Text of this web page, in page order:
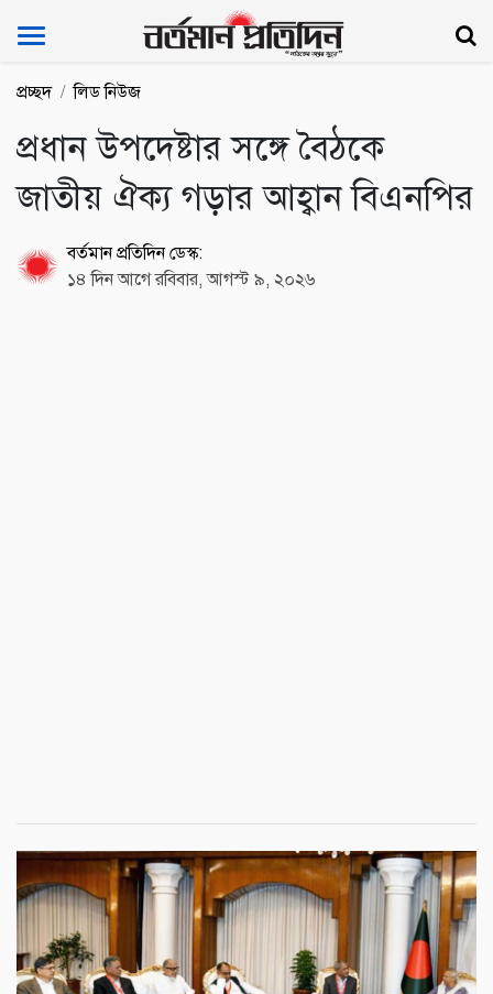
Bartoman Protidin
প্রচ্ছদ লিড নিউজ
প্রধান উপদেষ্টার সঙ্গে বৈঠকে
জাতীয় ঐক্য গড়ার আহ্বান বিএনপির
বর্তমান প্রতিদিন ডেস্ক:
১৪ দিন আগে রবিবার, আগস্ট ৯, ২০২৬